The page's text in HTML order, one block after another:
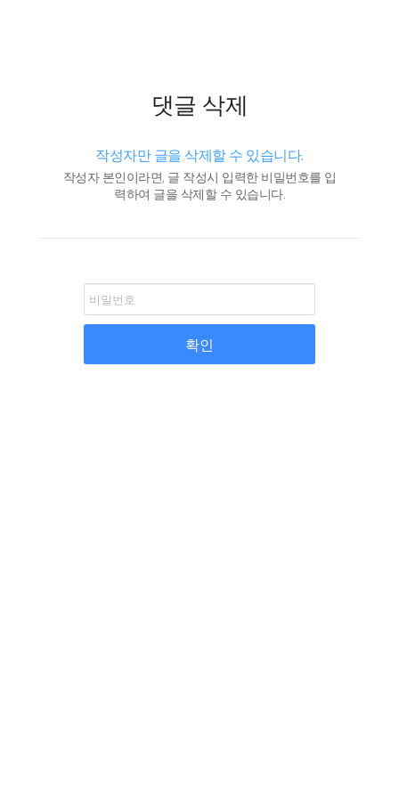
댓글 삭제
작성자만 글을 삭제할 수 있습니다.
작성자 본인이라면, 글 작성시 입력한 비밀번호를 입
력하여 글을 삭제할 수 있습니다.